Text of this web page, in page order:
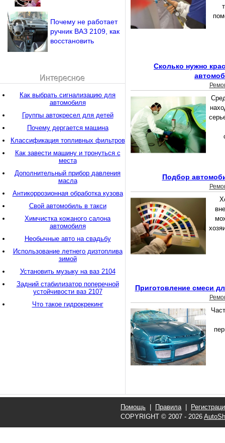
Сколько нужно
Подбор
Приготовление смеси
Почему не работает
ручник ВАЗ 2109, как
восстановить
Интересное
Как выбрать сигнализацию для
автомобиля
Группы автокресел для детей
Почему дергается машина
Классификация топливных фильтров
Как завести машину и тронуться с
места
Дополнительный прибор давления
масла
Антикоррозионная обработка кузова
Свой автомобиль в такси
Химчистка кожаного салона
автомобиля
Необычные авто на свадьбу
Использование летнего дизтоплива
зимой
Установить музыку на ваз 2104
Задний стабилизатор поперечной
устойчивости ваз 2107
Что такое гидрокрекинг
Помощь Правила|
COPYRIGHT © 2007 - 2026